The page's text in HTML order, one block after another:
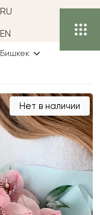
RU
EN
Бишкек
Нет в наличии